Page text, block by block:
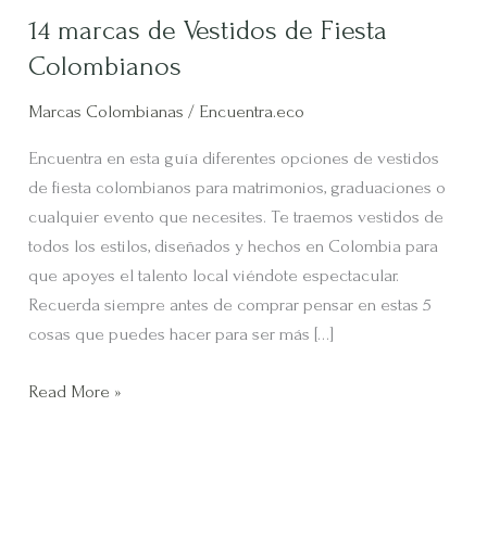
14 marcas de Vestidos de Fiesta
Colombianos
Marcas Colombianas / Encuentra.eco
Encuentra en esta guía diferentes opciones de vestidos
de fiesta colombianos para matrimonios, graduaciones o
cualquier evento que necesites. Te traemos vestidos de
todos los estilos, diseñados y hechos en Colombia para
que apoyes el talento local viéndote espectacular.
Recuerda siempre antes de comprar pensar en estas 5
cosas que puedes hacer para ser más […]
Read More »